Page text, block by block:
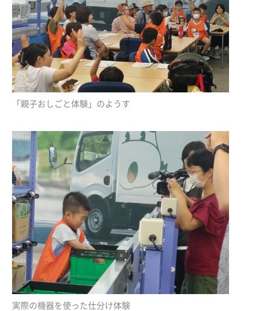
「親子おしごと体験」のようす
実際の機器を使った仕分け体験